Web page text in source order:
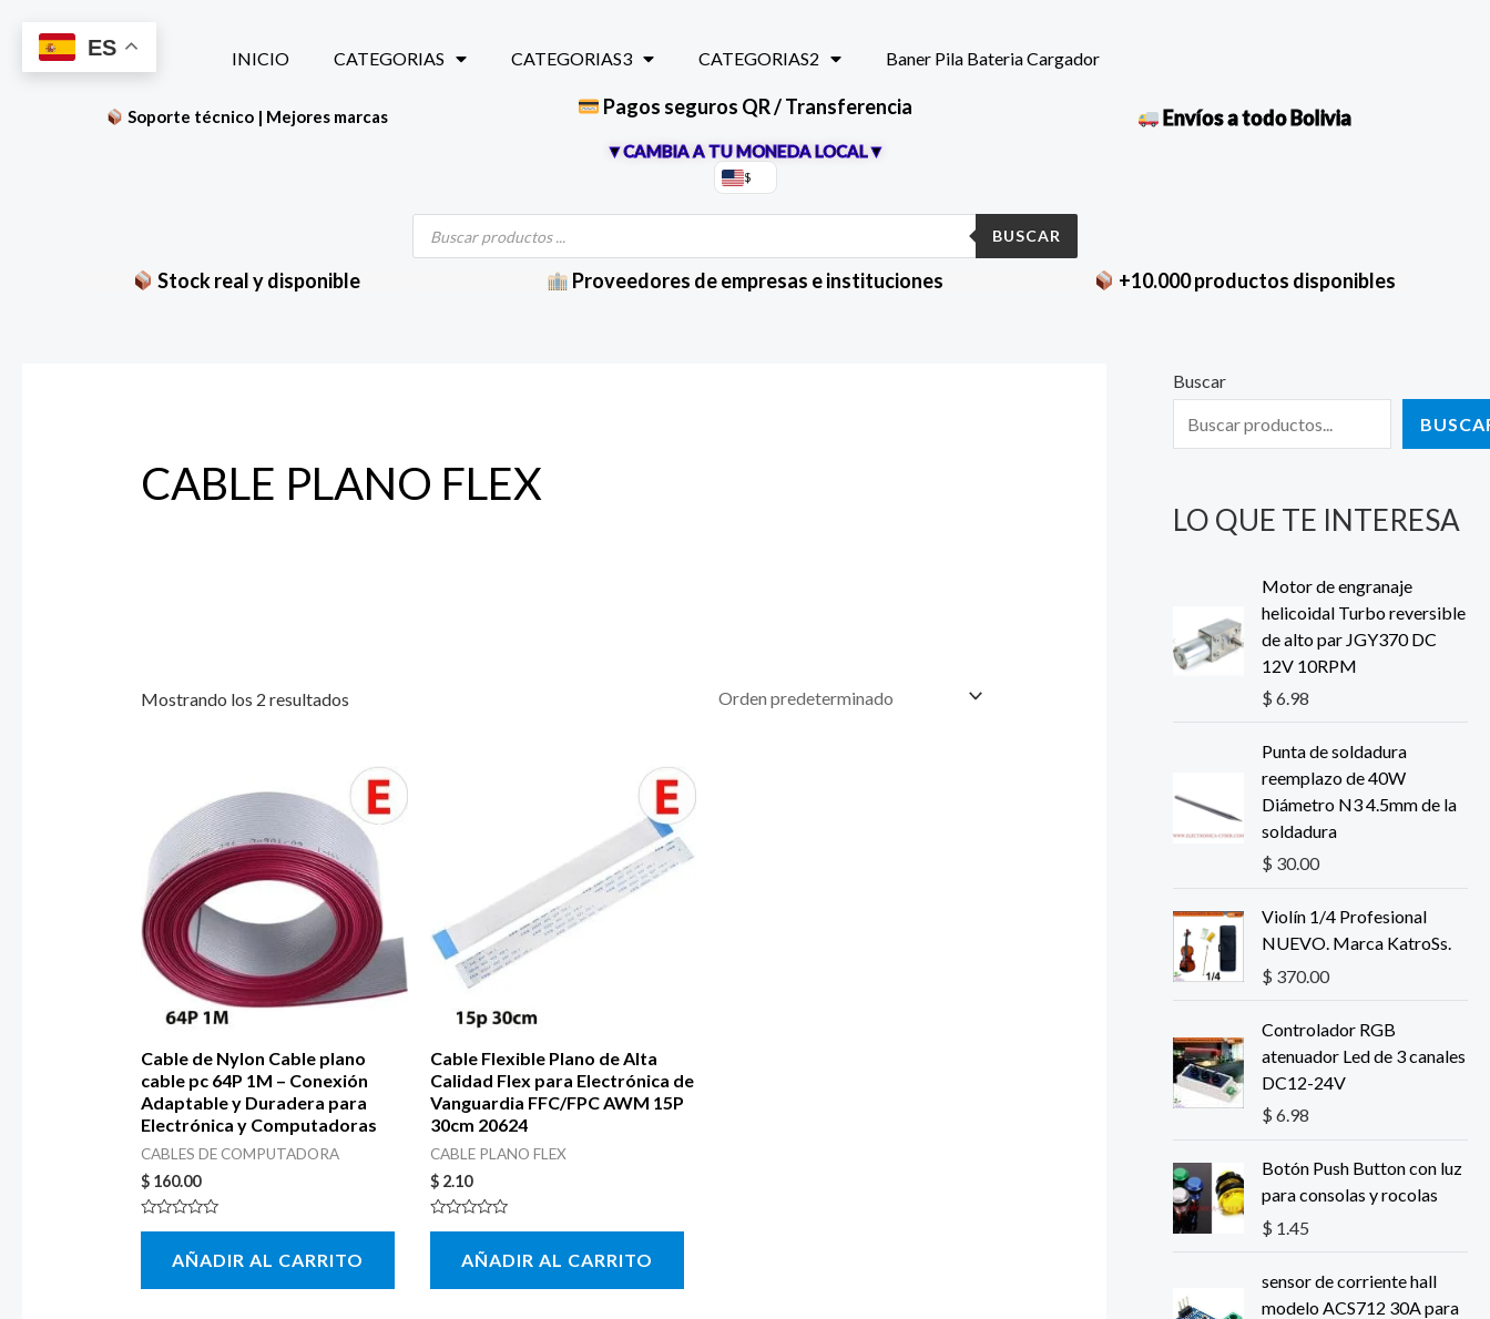
contenido
INICIO CATEGORIAS CATEGORIAS3 CATEGORIAS2 Baner Pila Bateria Cargador
Soporte técnico | Mejores marcas Pagos seguros QR / Transferencia Envíos a todo Bolivia
▼CAMBIA A TU MONEDA LOCAL▼
$
Búsqueda
productos
BUSCAR
Stock real y disponible Proveedores de empresas e instituciones +10.000 productos disponibles
CABLE PLANO FLEX
Mostrando los 2 resultados
Cable de Nylon Cable plano
cable pc 64P 1M – Conexión
Adaptable y Duradera para
Electrónica y Computadoras
CABLES DE COMPUTADORA
$160.00
Valorado
5
AÑADIR AL CARRITO
Cable Flexible Plano de Alta
Calidad Flex para Electrónica de
Vanguardia FFC/FPC AWM 15P
30cm 20624
CABLE PLANO FLEX
$2.10
Valorado
5
AÑADIR AL CARRITO
Buscar
LO QUE TE INTERESA
Motor de engranaje
helicoidal Turbo reversible
de alto par JGY370 DC
12V 10RPM
$ 6.98
Punta de soldadura
reemplazo de 40W
Diámetro N3 4.5mm de la
soldadura
$ 30.00
Violín 1/4 Profesional
NUEVO. Marca KatroSs.
$ 370.00
Controlador RGB
atenuador Led de 3 canales
DC12-24V
$ 6.98
Botón Push Button con luz
para consolas y rocolas
$ 1.45
sensor de corriente hall
modelo ACS712 30A para
ES